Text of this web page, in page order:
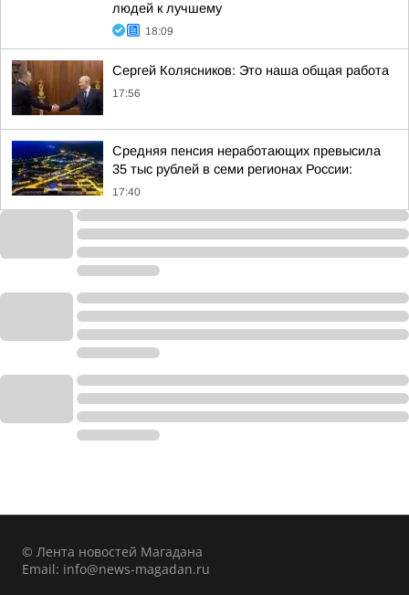
людей к лучшему
18:09
Сергей Колясников: Это наша общая работа
17:56
Средняя пенсия неработающих превысила
35 тыс рублей в семи регионах России:
17:40
© Лента новостей Магадана
Email: info@news-magadan.ru